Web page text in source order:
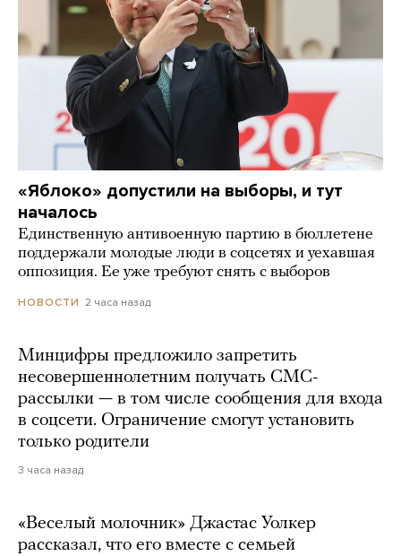
«Яблоко» допустили на выборы, и тут
началось
Единственную антивоенную партию в бюллетене
поддержали молодые люди в соцсетях и уехавшая
оппозиция. Ее уже требуют снять с выборов
НОВОСТИ 2 часа назад
Минцифры предложило запретить
несовершеннолетним получать СМС-
рассылки — в том числе сообщения для входа
в соцсети. Ограничение смогут установить
только родители
3 часа назад
«Веселый молочник» Джастас Уолкер
рассказал, что его вместе с семьей